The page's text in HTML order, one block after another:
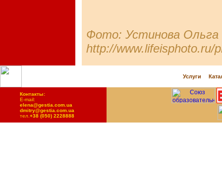
Фото: Устинова Ольга
http://www.lifeisphoto.ru/
Услуги
Контакты:
E-mail:
elena@gestia.com.ua
dmitry@gestia.com.ua
тел. +38 (050) 2228888